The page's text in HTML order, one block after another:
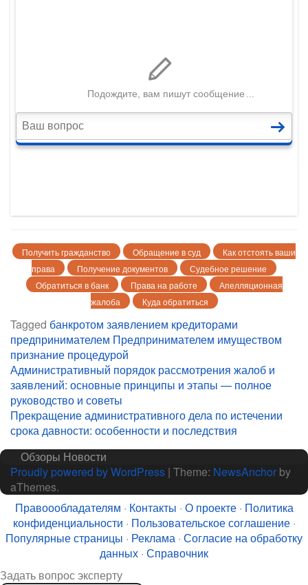
Получить гражданство Обращение в суд
Как отстоять ваши
права
Получение документов
Судебное решение
Обратиться в банк
Права на работе
Апелляционная
жалоба
Куда обратиться
Tagged банкротом заявлением кредиторами
предпринимателем Предпринимателем имуществом
признание процедурой
Навигация
по
записям
Административный порядок рассмотрения жалоб и
заявлений: основные принципы и этапы — полное
руководство и советы
Прекращение административного дела по истечении
срока давности: особенности и последствия
Обзоры Новости
Proudly powered by WordPress | Theme: NewsAnchor by
aThemes.
Правоообладателям · Контакты · О проекте· Политика
конфиденциальности · Пользовательское соглашение·
Популярные страницы · Реклама · Согласие на обработку
данных · Справочник
Задать вопрос эксперту